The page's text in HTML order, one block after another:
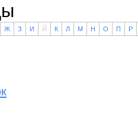
Ж З И Й К Л М Н О П
Р